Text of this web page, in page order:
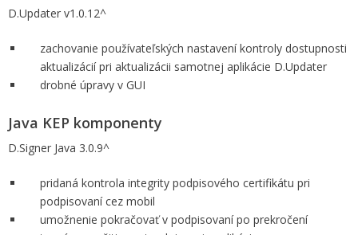
D.Updater v1.0.12^
zachovanie používateľských nastavení kontroly dostupnosti
aktualizácií pri aktualizácii samotnej aplikácie D.Updater
drobné úpravy v GUI
Java KEP komponenty
D.Signer Java 3.0.9^
pridaná kontrola integrity podpisového certifikátu pri
podpisovaní cez mobil
umožnenie pokračovať v podpisovaní po prekročení